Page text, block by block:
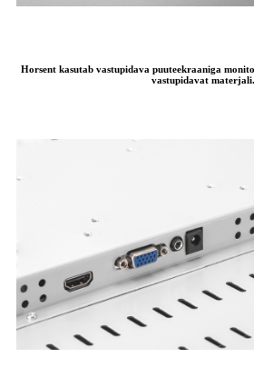
Horsent kasutab vastupidava puuteekraaniga
vastupidavat materjali.